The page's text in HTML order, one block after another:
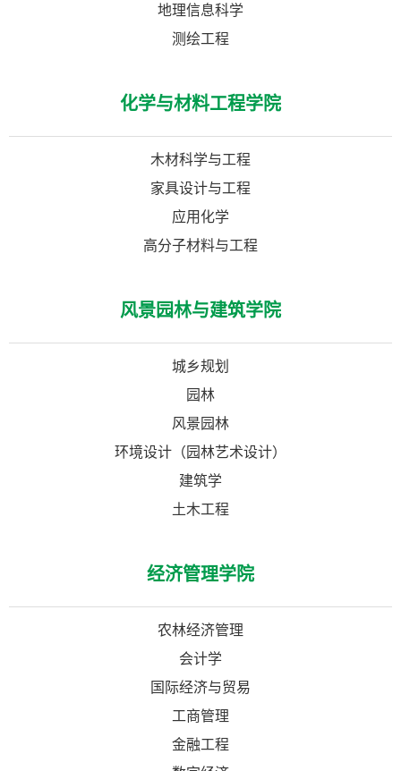
地理信息科学
测绘工程
化学与材料工程学院
木材科学与工程
家具设计与工程
应用化学
高分子材料与工程
风景园林与建筑学院
城乡规划
园林
风景园林
环境设计（园林艺术设计）
建筑学
土木工程
经济管理学院
农林经济管理
会计学
国际经济与贸易
工商管理
金融工程